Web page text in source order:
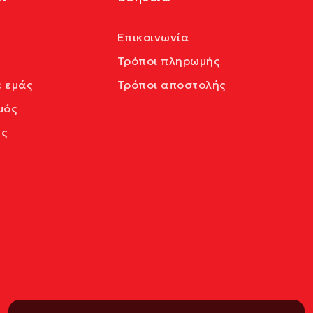
εμάς
Επικοινωνία
Τρόποι πληρωμής
Τρόποι αποστολής